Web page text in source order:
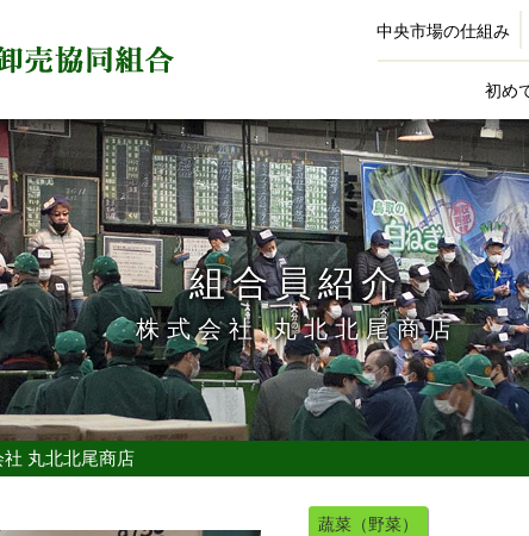
中央市場の仕組み
初め
組合員紹介
株式会社 丸北北尾商店
社 丸北北尾商店
蔬菜（野菜）